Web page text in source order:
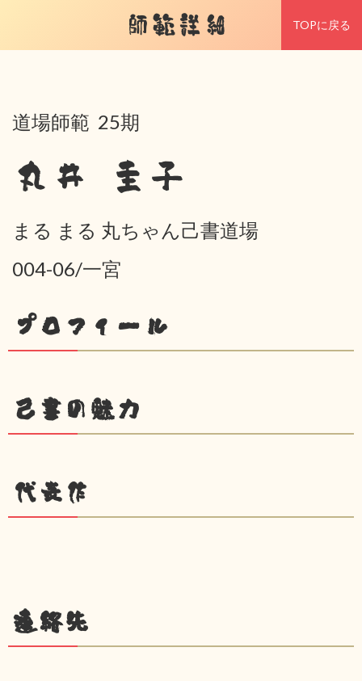
師範詳細 TOPに戻る
道場師範 25期
丸井 圭子
まる まる 丸ちゃん己書道場
004-06/一宮
プロフィール
己書の魅力
代表作
連絡先